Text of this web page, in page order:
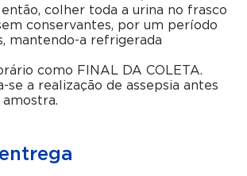
colher toda a urina no frasco
conservantes, por um período
mantendo-a refrigerada
como FINAL DA COLETA.
se a realização de assepsia antes